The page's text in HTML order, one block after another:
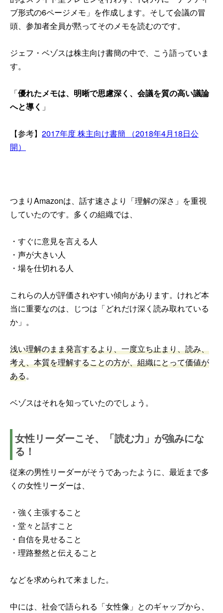
ブ形式の6ページメモ」を作成します。そして会議の冒
頭、参加者全員が黙ってそのメモを読むのです。
ジェフ・ベゾスは株主向け書簡の中で、こう語っていま
す。
「優れたメモは、明晰で思慮深く、会議を質の高い議論
へと導く 」
【参考】 2017年度 株主向け書簡 （2018年4月18日公
開）
つまりAmazonは、話す速さより「理解の深さ」を重視
していたのです。多くの組織では、
・すぐに意見を言える人
・声が大きい人
・場を仕切れる人
これらの人が評価されやすい傾向があります。けれど本
当に重要なのは、じつは「どれだけ深く読み取れている
か」。
浅い理解のまま発言するより、一度立ち止まり、読み、
考え、本質を理解することの方が、組織にとって価値が
ある。
ベゾスはそれを知っていたのでしょう。
女性リーダーこそ、「読む力」が強みにな
る！
従来の男性リーダーがそうであったように、最近まで多
くの女性リーダーは、
・強く主張すること
・堂々と話すこと
・自信を見せること
・理路整然と伝えること
などを求められて来ました。
中には、社会で語られる「女性像」とのギャップから、